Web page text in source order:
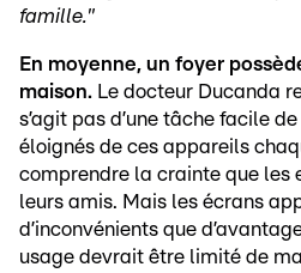
famille."
En moyenne, un foyer
maison. Le docteur Ducanda
s’agit pas d’une tâche facile
éloignés de ces appareils
comprendre la crainte que les
leurs amis. Mais les écrans
d’inconvénients que
usage devrait être limité de